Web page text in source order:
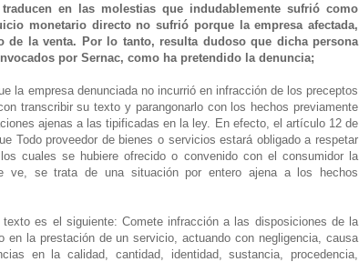
en las molestias que indudablemente sufrió como
monetario directo no sufrió porque la empresa afectada,
la venta. Por lo tanto, resulta dudoso que dicha persona
por Sernac, como ha pretendido la denuncia;
la empresa denunciada no incurrió en infracción de los preceptos
transcribir su texto y parangonarlo con los hechos previamente
ajenas a las tipificadas en la ley. En efecto, el artículo 12 de
Todo proveedor de bienes o servicios estará obligado a respetar
cuales se hubiere ofrecido o convenido con el consumidor la
ve, se trata de una situación por entero ajena a los hechos
es el siguiente: Comete infracción a las disposiciones de la
la prestación de un servicio, actuando con negligencia, causa
en la calidad, cantidad, identidad, sustancia, procedencia,